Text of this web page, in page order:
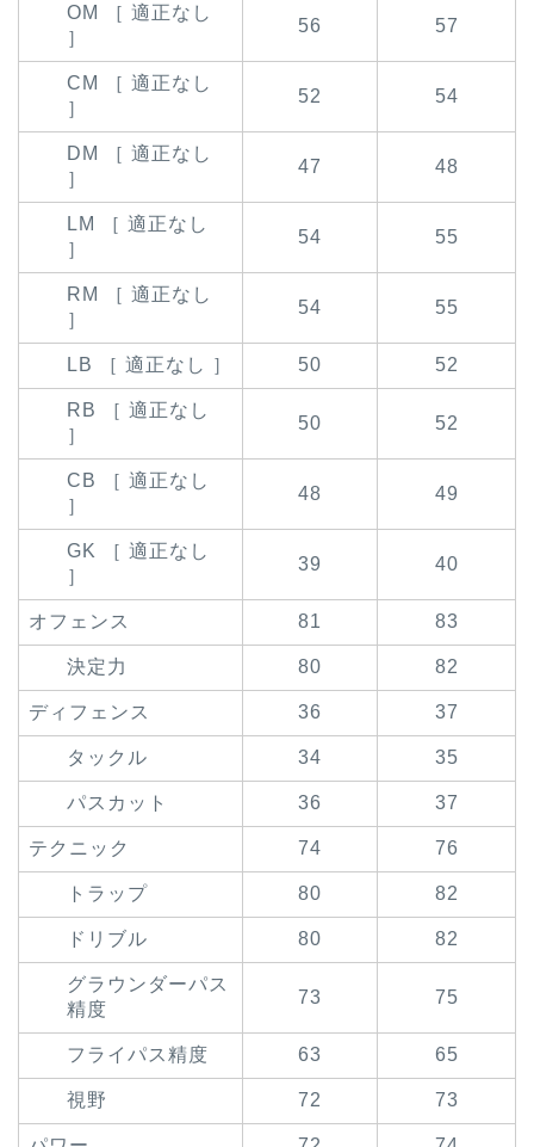
OM ［ 適正なし
］
56 57
CM ［ 適正なし
］
52 54
DM ［ 適正なし
］
47 48
LM ［ 適正なし
］
54 55
RM ［ 適正なし
］
54 55
LB ［ 適正なし ］ 50 52
RB ［ 適正なし
］
50 52
CB ［ 適正なし
］
48 49
GK ［ 適正なし
］
39 40
オフェンス 81 83
決定力 80 82
ディフェンス 36 37
タックル 34 35
パスカット 36 37
テクニック 74 76
トラップ 80 82
ドリブル 80 82
グラウンダーパス
精度
73 75
フライパス精度 63 65
視野 72 73